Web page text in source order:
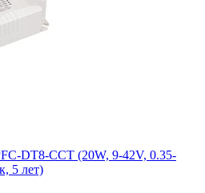
DT8-CCT (20W, 9-42V, 0.35-
5 лет)